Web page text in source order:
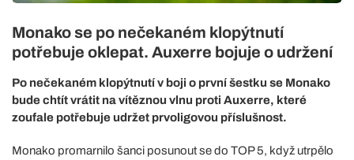
Monako se po nečekaném klopýtnutí
potřebuje oklepat. Auxerre bojuje o udržení
Po nečekaném klopýtnutí v boji o první šestku se Monako
bude chtít vrátit na vítěznou vlnu proti Auxerre, které
zoufale potřebuje udržet prvoligovou příslušnost.
Monako promarnilo šanci posunout se do TOP 5, když utrpělo